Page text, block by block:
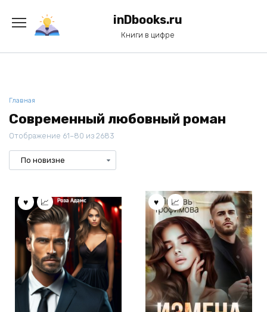
содержанию
inDbooks.ru
Книги в цифре
Главная
Современный любовный роман
Отображение 61–80 из 2683